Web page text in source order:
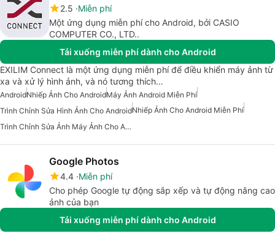
2.5 Miễn phí
Một ứng dụng miễn phí cho Android, bởi CASIO
COMPUTER CO., LTD..
Tải xuống miễn phí dành cho Android
EXILIM Connect là một ứng dụng miễn phí để điều khiển máy ảnh từ
xa và xử lý hình ảnh, và nó tương thích…
AndroidNhiếp Ảnh Cho AndroidMáy Ảnh Android Miễn Phí
Trình Chỉnh Sửa Hình Ảnh Cho AndroidNhiếp Ảnh Cho Android Miễn Phí
Trình Chỉnh Sửa Ảnh Máy Ảnh Cho Android
Google Photos
4.4 Miễn phí
Cho phép Google tự động sắp xếp và tự động nâng cao
ảnh của bạn
Tải xuống miễn phí dành cho Android